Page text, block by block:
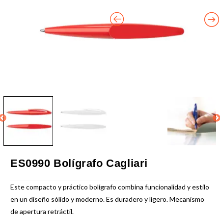
ES0990 Bolígrafo Cagliari
Este compacto y práctico bolígrafo combina funcionalidad y estilo
en un diseño sólido y moderno. Es duradero y ligero. Mecanismo
de apertura retráctil.